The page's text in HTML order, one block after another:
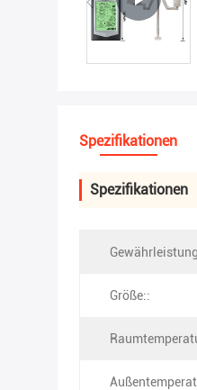
Spezifikationen
Spezifikationen
Größe::